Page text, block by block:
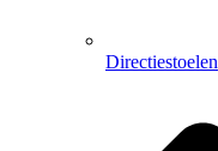
Directiestoelen